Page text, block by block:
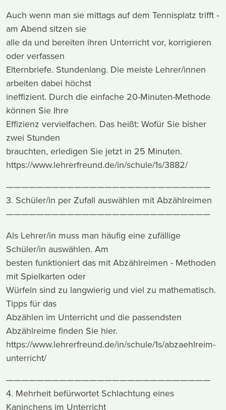
Auch wenn man sie mittags auf dem Tennisplatz trifft -
am Abend sitzen sie
alle da und bereiten ihren Unterricht vor, korrigieren
oder verfassen
Elternbriefe. Stundenlang. Die meiste Lehrer/innen
arbeiten dabei höchst
ineffizient. Durch die einfache 20-Minuten-Methode
können Sie Ihre
Effizienz vervielfachen. Das heißt: Wofür Sie bisher
zwei Stunden
brauchten, erledigen Sie jetzt in 25 Minuten.
https://www.lehrerfreund.de/in/schule/1s/3882/
———————————————————————————
3. Schüler/in per Zufall auswählen mit Abzählreimen
———————————————————————————
Als Lehrer/in muss man häufig eine zufällige
Schüler/in auswählen. Am
besten funktioniert das mit Abzählreimen - Methoden
mit Spielkarten oder
Würfeln sind zu langwierig und viel zu mathematisch.
Tipps für das
Abzählen im Unterricht und die passendsten
Abzählreime finden Sie hier.
https://www.lehrerfreund.de/in/schule/1s/abzaehlreim-
unterricht/
———————————————————————————
4. Mehrheit befürwortet Schlachtung eines
Kaninchens im Unterricht